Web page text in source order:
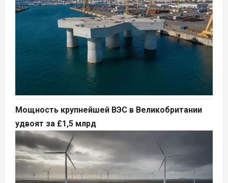
Мощность крупнейшей ВЭС в Великобритании
удвоят за £1,5 млрд